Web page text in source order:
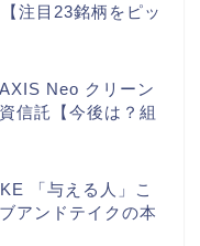
注目23銘柄をピッ
Neo クリーン
信託【今後は？組
「与える人」こ
アンドテイクの本